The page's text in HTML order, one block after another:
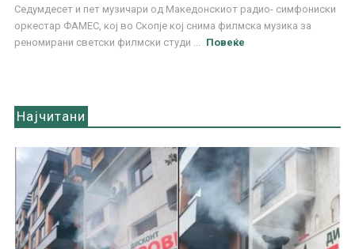
Седумдесет и пет музичари од Македонскиот радио- симфониски
оркестар ФАМЕС, кој во Скопје кој снима филмска музика за
реномирани светски филмски студи ...
Повеќе
Најчитани